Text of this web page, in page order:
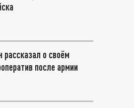
рассказал о своём
после армии